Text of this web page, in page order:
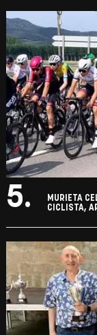
5.
MURIETA
CICLISTA,